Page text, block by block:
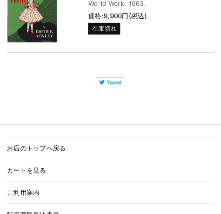
World Work, 1963.
価格:9,900円(税込)
在庫切れ
お店のトップへ戻る
カートを見る
ご利用案内